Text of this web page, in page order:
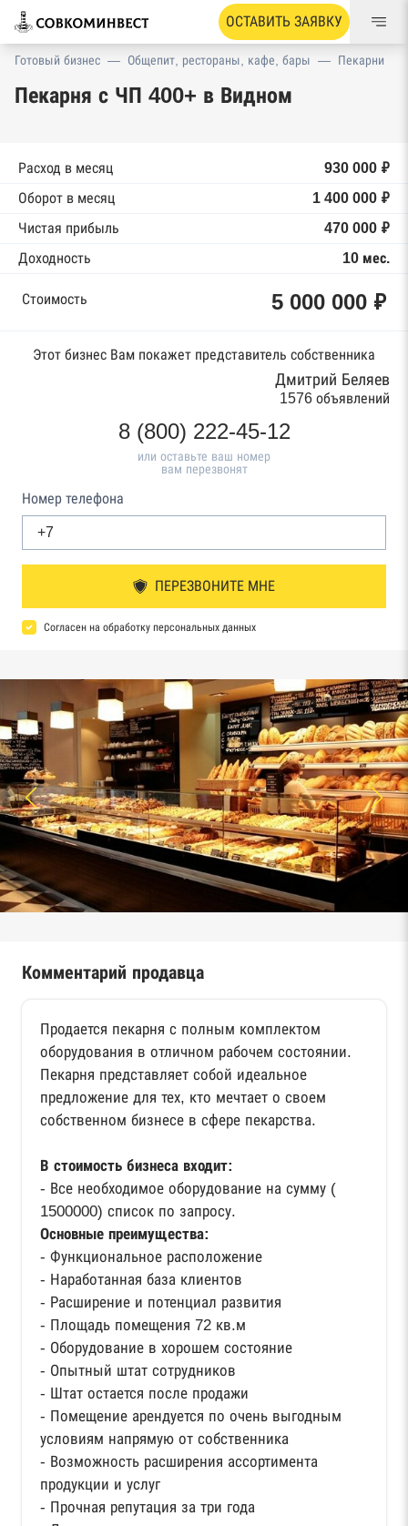
ОСТАВИТЬ ЗАЯВКУ
Готовый бизнес — Общепит, рестораны, кафе, бары — Пекарни
Пекарня с ЧП 400+ в Видном
Расход в месяц
930 000 ₽
Оборот в месяц
1 400 000 ₽
Чистая прибыль
470 000 ₽
Доходность
10 мес.
Стоимость 5 000 000 ₽
Этот бизнес Вам покажет представитель собственника
Дмитрий Беляев
1576 объявлений
8 (800) 222-45-12
или оставьте ваш номер
вам перезвонят
Номер телефона
ПЕРЕЗВОНИТЕ МНЕ
Согласен на обработку персональных данных
Комментарий продавца
Продается пекарня с полным комплектом
оборудования в отличном рабочем состоянии.
Пекарня представляет собой идеальное
предложение для тех, кто мечтает о своем
собственном бизнесе в сфере пекарства.
В стоимость бизнеса входит:
- Все необходимое оборудование на сумму (
1500000) список по запросу.
Основные преимущества:
- Функциональное расположение
- Наработанная база клиентов
- Расширение и потенциал развития
- Площадь помещения 72 кв.м
- Оборудование в хорошем состояние
- Опытный штат сотрудников
- Штат остается после продажи
- Помещение арендуется по очень выгодным
условиям напрямую от собственника
- Возможность расширения ассортимента
продукции и услуг
- Прочная репутация за три года